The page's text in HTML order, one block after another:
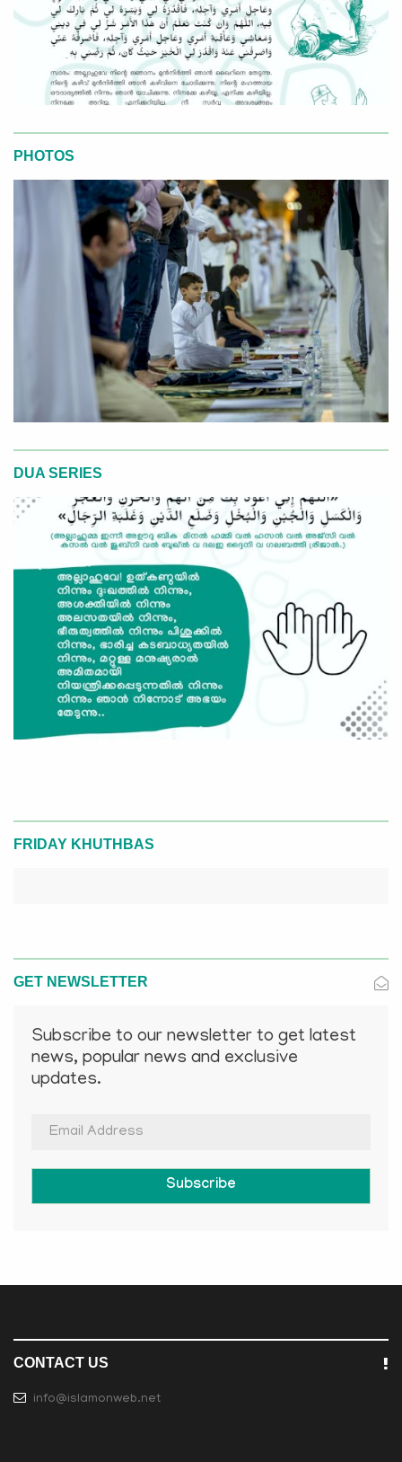
PHOTOS
DUA SERIES
FRIDAY KHUTHBAS
GET NEWSLETTER
Subscribe to our newsletter to get latest
news, popular news and exclusive
updates.
Subscribe
CONTACT US
info@islamonweb.net